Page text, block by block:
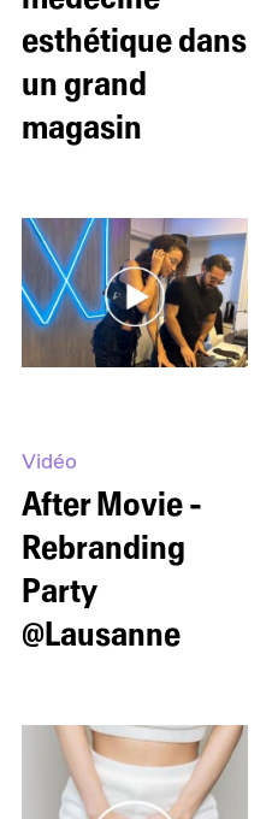
esthétique dans
un grand
magasin
Vidéo
After Movie -
Rebranding
Party
@Lausanne